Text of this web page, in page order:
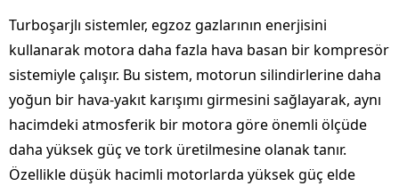
Turboşarjlı sistemler, egzoz gazlarının enerjisini
kullanarak motora daha fazla hava basan bir kompresör
sistemiyle çalışır. Bu sistem, motorun silindirlerine daha
yoğun bir hava-yakıt karışımı girmesini sağlayarak, aynı
hacimdeki atmosferik bir motora göre önemli ölçüde
daha yüksek güç ve tork üretilmesine olanak tanır.
Özellikle düşük hacimli motorlarda yüksek güç elde